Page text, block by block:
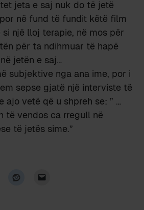
jeta e saj nuk do të jetë
në fund të fundit këtë film
një lloj terapie, në mos për
për ta ndihmuar të hapë
jetën e saj…
subjektive nga ana ime, por i
sepse gjatë një interviste të
ajo vetë që u shpreh se: ” …
të vendos ca rregull në
të jetës sime.”